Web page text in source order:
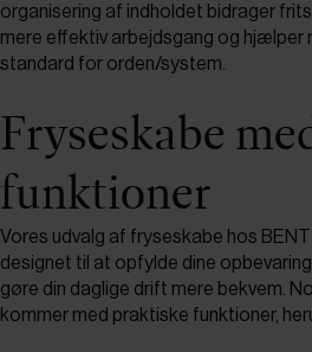
organisering af indholdet bidrager
mere effektiv arbejdsgang og hjælper
standard for orden/system.
Fryseskabe
funktioner
Vores udvalg af fryseskabe hos BENT
designet til at opfylde dine
gøre din daglige drift mere bekvem.
kommer med praktiske funktioner,